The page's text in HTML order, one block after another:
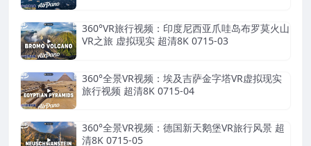
360°VR旅行视频：印度尼西亚爪哇岛布罗莫火山
VR之旅 虚拟现实 超清8K 0715-03
360°全景VR视频：埃及吉萨金字塔VR虚拟现实
旅行视频 超清8K 0715-04
360°全景VR视频：德国新天鹅堡VR旅行风景 超
清8K 0715-05